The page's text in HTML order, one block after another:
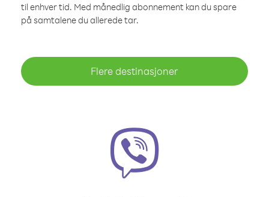
til enhver tid. Med månedlig abonnement kan du spare
på samtalene du allerede tar.
Flere destinasjoner